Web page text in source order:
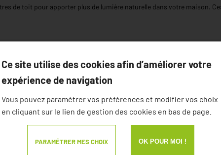
de toit pour apporter plus de lumière naturelle dans votre maison.
et l'esthétique de votre maison. AMI Menuiserie à Plescop propose
de l’aluminium ou du PVC, nous installons des fenêtres et portes-
et personnalisées, ainsi que des volets roulants ou battants
terrasses sur mesure qui apportent un espace supplémentaire à
Ce site utilise des cookies afin d’améliorer votre
expérience de navigation
Vous pouvez paramétrer vos préférences et modifier vos choix
en cliquant sur le lien de gestion des cookies en bas de page.
PARAMÉTRER MES CHOIX OK POUR MOI !